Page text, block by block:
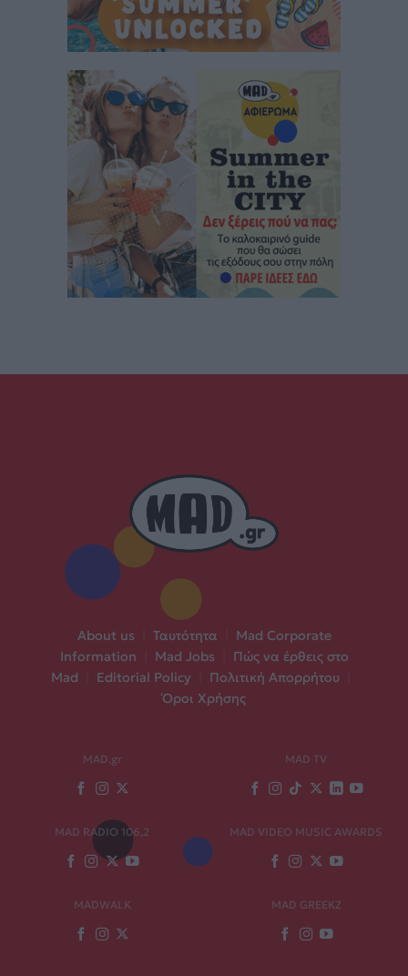
About us Ταυτότητα
Mad Corporate
Information
Mad Jobs
Πώς να έρθεις στο
Mad
Editorial Policy Πολιτική Απορρήτου
Όροι Χρήσης
MAD.gr MAD TV
MAD RADIO 106,2 MAD VIDEO MUSIC AWARDS
MADWALK MAD GREEKZ